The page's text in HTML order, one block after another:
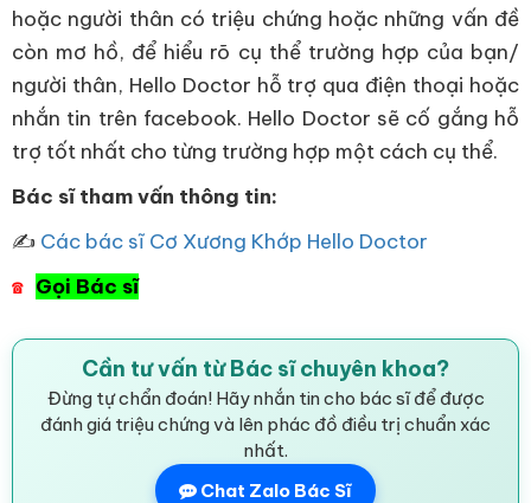
hoặc người thân có triệu chứng hoặc những vấn đề
còn mơ hồ, để hiểu rõ cụ thể trường hợp của bạn/
người thân, Hello Doctor hỗ trợ qua điện thoại hoặc
nhắn tin trên facebook. Hello Doctor sẽ cố gắng hỗ
trợ tốt nhất cho từng trường hợp một cách cụ thể.
Bác sĩ tham vấn thông tin:
✍ Các bác sĩ Cơ Xương Khớp Hello Doctor
☎ Gọi Bác sĩ
Cần tư vấn từ Bác sĩ chuyên khoa?
Đừng tự chẩn đoán! Hãy nhắn tin cho bác sĩ để được
đánh giá triệu chứng và lên phác đồ điều trị chuẩn xác
nhất.
Chat Zalo Bác Sĩ